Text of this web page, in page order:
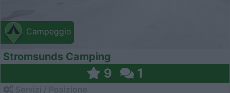
Campeggio
Stromsunds Camping
9 1